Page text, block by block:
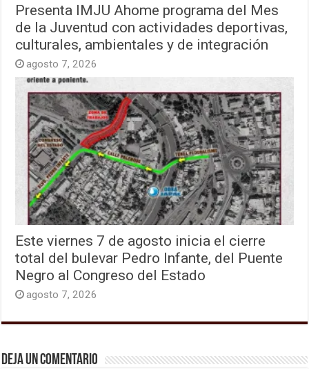
Presenta IMJU Ahome programa del Mes
de la Juventud con actividades deportivas,
culturales, ambientales y de integración
agosto 7, 2026
Este viernes 7 de agosto inicia el cierre
total del bulevar Pedro Infante, del Puente
Negro al Congreso del Estado
agosto 7, 2026
Deja un comentario